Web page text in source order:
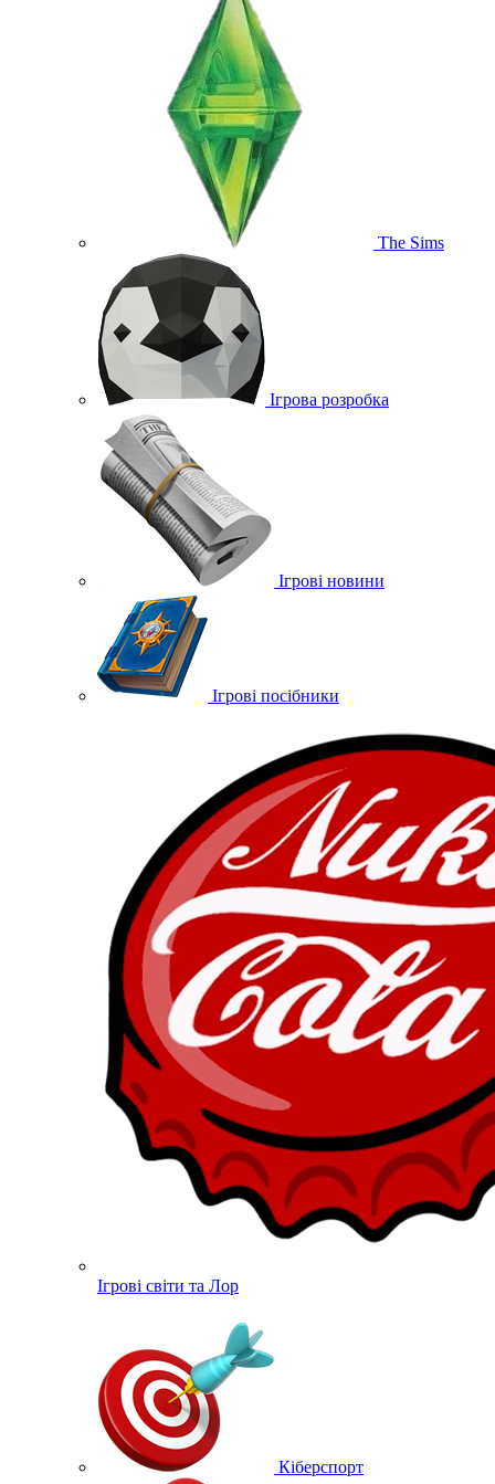
The Sims
Ігрова розробка
Ігрові новини
Ігрові посібники
Ігрові світи та Лор
Кіберспорт